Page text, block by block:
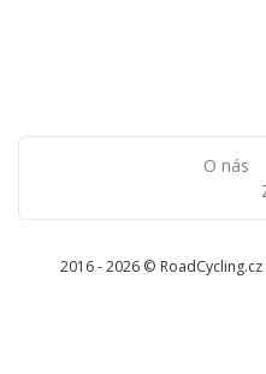
O nás
2016 - 2026 ©